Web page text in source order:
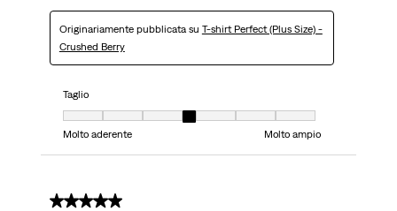
Originariamente pubblicata su T-shirt Perfect (Plus Size) -
Crushed Berry
Taglio
Taglio, 4 su 7, dove 1 è uguale a Molto aderente e 7 è uguale a Molto
Molto aderente
Molto ampio
5 su 5 stelle.